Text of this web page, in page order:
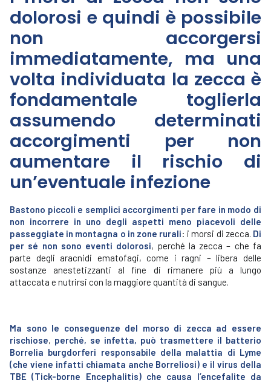
dolorosi e quindi è possibile
non accorgersi
immediatamente, ma una
volta individuata la zecca è
fondamentale toglierla
assumendo determinati
accorgimenti per non
aumentare il rischio di
un’eventuale infezione
Bastono piccoli e semplici accorgimenti per fare in modo di
non incorrere in uno degli aspetti meno piacevoli delle
passeggiate in montagna o in zone rurali: i morsi di zecca. Di
per sé non sono eventi dolorosi, perché la zecca – che fa
parte degli aracnidi ematofagi, come i ragni – libera delle
sostanze anestetizzanti al fine di rimanere più a lungo
attaccata e nutrirsi con la maggiore quantità di sangue.
Ma sono le conseguenze del morso di zecca ad essere
rischiose, perché, se infetta, può trasmettere il batterio
Borrelia burgdorferi responsabile della malattia di Lyme
(che viene infatti chiamata anche Borreliosi) e il virus della
TBE (Tick-borne Encephalitis) che causa l’encefalite da